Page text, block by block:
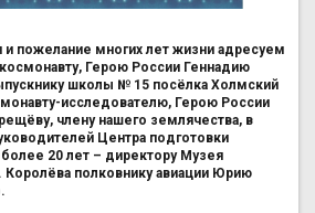
пожелание многих лет жизни адресуем
Герою России Геннадию
школы № 15 посёлка Холмский
исследователю, Герою России
члену нашего землячества, в
Центра подготовки
20 лет – директору Музея
полковнику авиации Юрию